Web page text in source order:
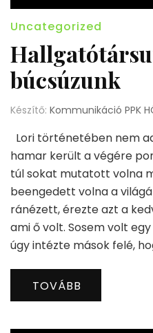
Uncategorized
búcsúzunk
Készítő: Kommunikáció PPK
Lori történetében nem
hamar került a végére
túl sokat mutatott volna
beengedett volna a
ránézett, érezte azt a
ami ő volt. Sosem volt
úgy intézte mások felé,
TOVÁBB